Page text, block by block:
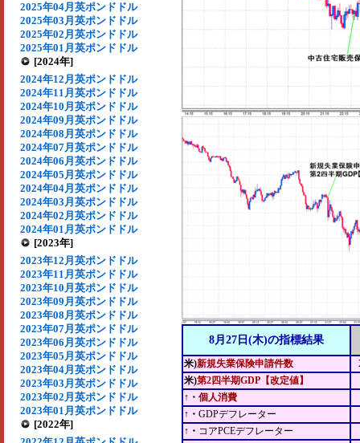
2025年04月英ポンドドル
2025年03月英ポンドドル
2025年02月英ポンドドル
2025年01月英ポンドドル
[2024年]
2024年12月英ポンドドル
2024年11月英ポンドドル
2024年10月英ポンドドル
2024年09月英ポンドドル
2024年08月英ポンドドル
2024年07月英ポンドドル
2024年06月英ポンドドル
2024年05月英ポンドドル
2024年04月英ポンドドル
2024年03月英ポンドドル
2024年02月英ポンドドル
2024年01月英ポンドドル
[2023年]
2023年12月英ポンドドル
2023年11月英ポンドドル
2023年10月英ポンドドル
2023年09月英ポンドドル
2023年08月英ポンドドル
2023年07月英ポンドドル
2023年06月英ポンドドル
2023年05月英ポンドドル
2023年04月英ポンドドル
2023年03月英ポンドドル
2023年02月英ポンドドル
2023年01月英ポンドドル
[2022年]
8月27日(木)の指標結果
米)新規失業保険申請件数
米)第2四半期GDP【改定値】
↑・ 個人消費
↑・ GDPデフレーター
↑・ コアPCEデフレーター